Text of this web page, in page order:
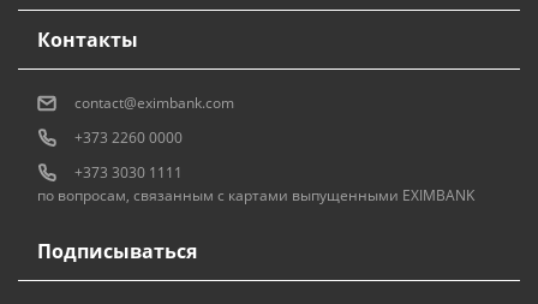
Подписываться
Контакты
contact@eximbank.com
+373 2260 0000
+373 3030 1111
по вопросам, связанным с картами выпущенными EXIMBANK